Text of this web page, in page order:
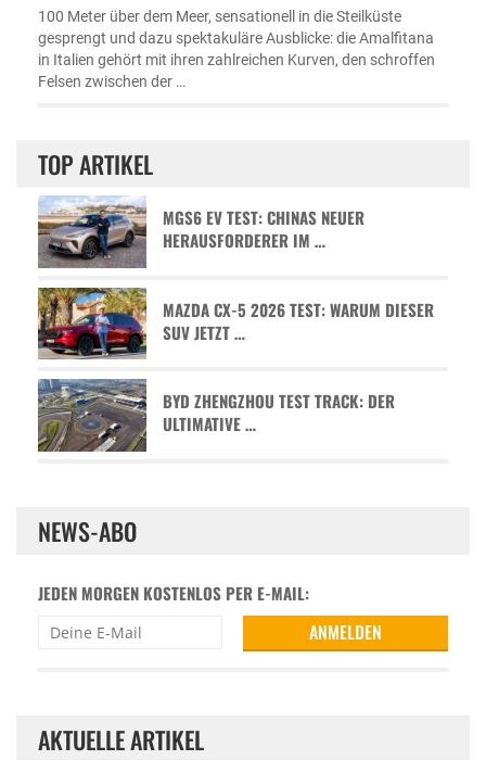
100 Meter über dem Meer, sensationell in die Steilküste
gesprengt und dazu spektakuläre Ausblicke: die Amalfitana
in Italien gehört mit ihren zahlreichen Kurven, den schroffen
Felsen zwischen der …
TOP ARTIKEL
MGS6 EV TEST: CHINAS NEUER
HERAUSFORDERER IM …
MAZDA CX-5 2026 TEST: WARUM DIESER
SUV JETZT …
BYD ZHENGZHOU TEST TRACK: DER
ULTIMATIVE …
NEWS-ABO
JEDEN MORGEN KOSTENLOS PER E-MAIL:
AKTUELLE ARTIKEL